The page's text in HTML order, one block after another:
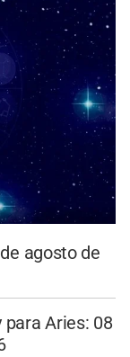
agosto de
para Aries: 08